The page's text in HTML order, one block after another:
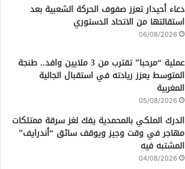
دعاء أحيدار تعزز صفوف الحركة الشعبية بعد
استقالتها من الاتحاد الدستوري
06/08/2026
عملية “مرحبا” تقترب من 3 ملايين وافد.. طنجة
المتوسط يعزز ريادته في استقبال الجالية
المغربية
05/08/2026
الدرك الملكي بالمحمدية يفك لغز سرقة ممتلكات
مهاجر في وقت وجيز ويوقف سائق “أندرايف”
المشتبه فيه
04/08/2026